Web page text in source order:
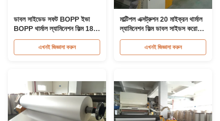
ডাবল সাইডেড সফট BOPP ইভা
BOPP থার্মাল ল্যামিনেশন ফিল্ম 18 -
25 মাইক্রন
এখনই জিজ্ঞাসা করুন
মাল্টিপল এক্সট্রুশন 20 মাইক্রন থার্মাল
ল্যামিনেশন ফিল্ম ডাবল সাইডস করোনা
পেপার ল্যামিনেটের জন্য চিকিত্সা করা
এখনই জিজ্ঞাসা করুন